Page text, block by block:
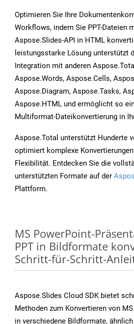
Optimieren Sie Ihre
Workflows, indem Sie PPT-Dateien
Aspose.Slides-API in HTML
leistungsstarke Lösung unterstützt
Integration mit anderen
Aspose.Words, Aspose.Cells,
Aspose.Diagram, Aspose.Tasks,
Aspose.HTML und ermöglicht so
Multiformat-Dateikonvertierung in
Aspose.Total unterstützt Hunderte
optimiert komplexe
Flexibilität. Entdecken Sie die
unterstützten Formate auf der
Plattform.
MS PowerPoint-
PPT in Bildformate
Schritt-für-Schritt-
Aspose.Slides Cloud SDK bietet
Methoden zum Konvertieren von
in verschiedene Bildformate,